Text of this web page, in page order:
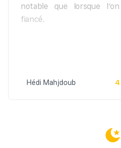
notable que lorsque
fiancé.
Hédi Mahjdoub 4